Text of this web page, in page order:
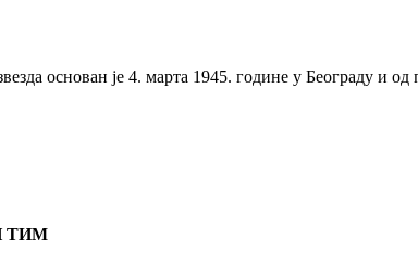
основан је 4. марта 1945. године у Београду и
ТИМ